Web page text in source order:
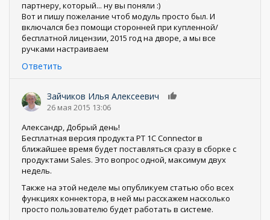
партнеру, который... ну вы поняли :)
Вот и пишу пожелание чтоб модуль просто был. И
включался без помощи сторонней при купленной/
бесплатной лицензии, 2015 год на дворе, а мы все
ручками настраиваем
Ответить
Зайчиков Илья Алексеевич
26 мая 2015 13:06
Александр, Добрый день!
Бесплатная версия продукта PT 1C Connector в
ближайшее время будет поставляться сразу в сборке с
продуктами Sales. Это вопрос одной, максимум двух
недель.
Также на этой неделе мы опубликуем статью обо всех
функциях коннектора, в ней мы расскажем насколько
просто пользователю будет работать в системе.